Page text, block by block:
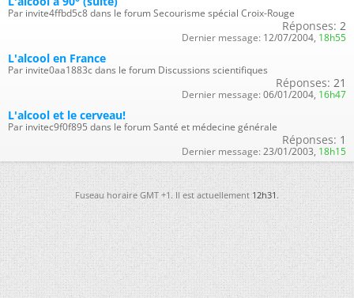
Par invite4ffbd5c8 dans le forum Secourisme spécial Croix-Rouge
Réponses: 2
Dernier message: 12/07/2004, 18h55
L'alcool en France
Par invite0aa1883c dans le forum Discussions scientifiques
Réponses: 21
Dernier message: 06/01/2004, 16h47
L'alcool et le cerveau!
Par invitec9f0f895 dans le forum Santé et médecine générale
Réponses: 1
Dernier message: 23/01/2003, 18h15
Fuseau horaire GMT +1. Il est actuellement12h31.